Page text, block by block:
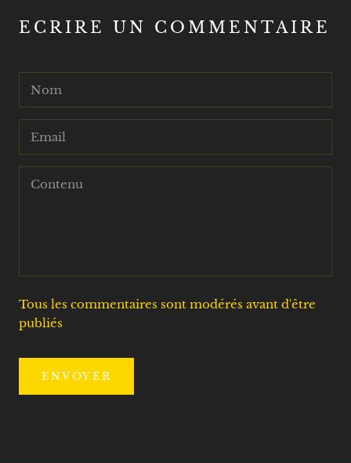
ECRIRE UN COMMENTAIRE
Tous les commentaires sont modérés avant d'être
publiés
ENVOYER